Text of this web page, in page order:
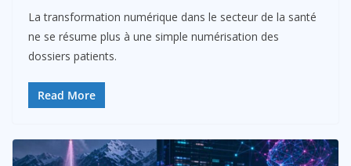
La transformation numérique dans le secteur de la santé
ne se résume plus à une simple numérisation des
dossiers patients.
Read More